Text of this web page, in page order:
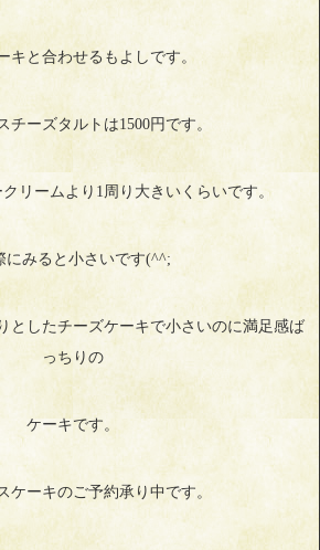
キと合わせるもよしです。
チーズタルトは1500円です。
リームより1周り大きいくらいです。
にみると小さいです(^^;
としたチーズケーキで小さいのに満足感ば
っちりの
ケーキです。
ケーキのご予約承り中です。